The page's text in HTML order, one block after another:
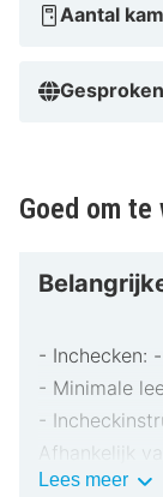
Aantal
Goed om te
- Inchecken:
- Minimale
-
Afhankelijk
extra
Lees meer